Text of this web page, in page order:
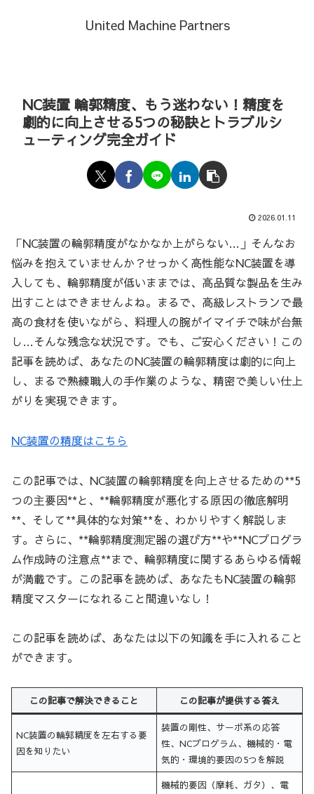
United Machine Partners
NC装置 輪郭精度、もう迷わない！精度を
劇的に向上させる5つの秘訣とトラブルシ
ューティング完全ガイド
2026.01.11
「NC装置の輪郭精度がなかなか上がらない…」そんなお
悩みを抱えていませんか？せっかく高性能なNC装置を導
入しても、輪郭精度が低いままでは、高品質な製品を生み
出すことはできませんよね。まるで、高級レストランで最
高の食材を使いながら、料理人の腕がイマイチで味が台無
し…そんな残念な状況です。でも、ご安心ください！この
記事を読めば、あなたのNC装置の輪郭精度は劇的に向上
し、まるで熟練職人の手作業のような、精密で美しい仕上
がりを実現できます。
NC装置の精度はこちら
この記事では、NC装置の輪郭精度を向上させるための**5
つの主要因**と、**輪郭精度が悪化する原因の徹底解明
**、そして**具体的な対策**を、わかりやすく解説しま
す。さらに、**輪郭精度測定器の選び方**や**NCプログラ
ム作成時の注意点**まで、輪郭精度に関するあらゆる情報
が満載です。この記事を読めば、あなたもNC装置の輪郭
精度マスターになれること間違いなし！
この記事を読めば、あなたは以下の知識を手に入れること
ができます。
この記事で解決できること この記事が提供する答え
NC装置の輪郭精度を左右する要
因を知りたい
装置の剛性、サーボ系の応答
性、NCプログラム、機械的・電
気的・環境的要因の5つを解説
機械的要因（摩耗、ガタ）、電